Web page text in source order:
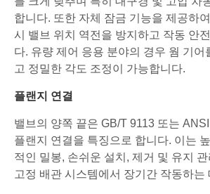
합니다. 또한 자체 잠금 기능을 제공하
시 밸브 위치 역전을 방지하고 작동 안
다. 유량 제어 응용 분야의 경우 웜 기어
고 정밀한 각도 조정이 가능합니다.
플랜지 연결
밸브의 양쪽 끝은 GB/T 9113 또는
플랜지 연결을 특징으로 합니다. 이는
적인 밀봉, 손쉬운 설치, 제거 및 유지
고정 배관 시스템에서 장기간 작동하는